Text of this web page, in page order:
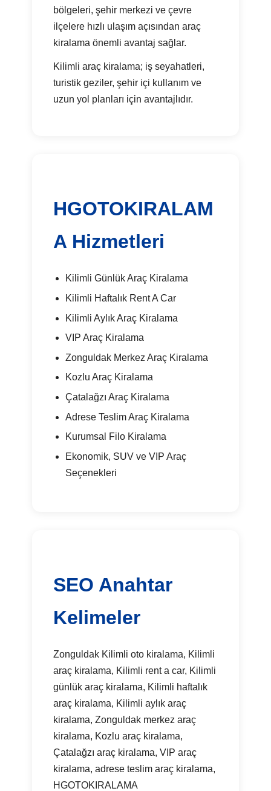
bölgeleri, şehir merkezi ve çevre
ilçelere hızlı ulaşım açısından araç
kiralama önemli avantaj sağlar.
Kilimli araç kiralama; iş seyahatleri,
turistik geziler, şehir içi kullanım ve
uzun yol planları için avantajlıdır.
HGOTOKIRALAM
A Hizmetleri
Kilimli Günlük Araç Kiralama
Kilimli Haftalık Rent A Car
Kilimli Aylık Araç Kiralama
VIP Araç Kiralama
Zonguldak Merkez Araç Kiralama
Kozlu Araç Kiralama
Çatalağzı Araç Kiralama
Adrese Teslim Araç Kiralama
Kurumsal Filo Kiralama
Ekonomik, SUV ve VIP Araç
Seçenekleri
SEO Anahtar
Kelimeler
Zonguldak Kilimli oto kiralama, Kilimli
araç kiralama, Kilimli rent a car, Kilimli
günlük araç kiralama, Kilimli haftalık
araç kiralama, Kilimli aylık araç
kiralama, Zonguldak merkez araç
kiralama, Kozlu araç kiralama,
Çatalağzı araç kiralama, VIP araç
kiralama, adrese teslim araç kiralama,
HGOTOKIRALAMA